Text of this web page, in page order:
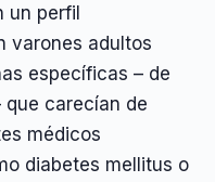
un perfil
varones adultos
específicas – de
que carecían de
médicos
diabetes mellitus o